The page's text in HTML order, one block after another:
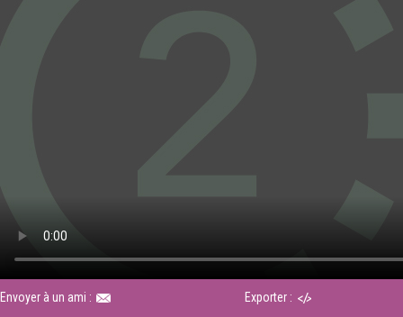
Envoyer à un ami : Exporter :